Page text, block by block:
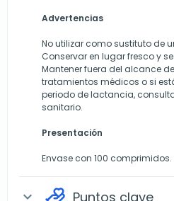
Advertencias
No utilizar como sustituto de
Conservar en lugar fresco y
Mantener fuera del alcance
tratamientos médicos o si
periodo de lactancia,
sanitario.
Presentación
Envase con 100 comprimidos.
expand_more Puntos clave